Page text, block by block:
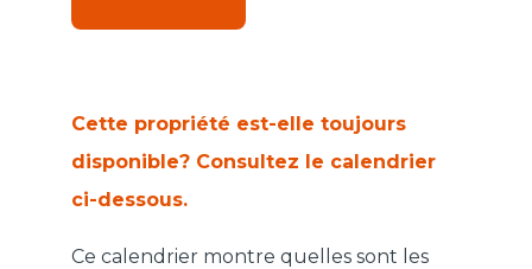
Cette propriété est-elle toujours
disponible? Consultez le calendrier
ci-dessous.
Ce calendrier montre quelles sont les